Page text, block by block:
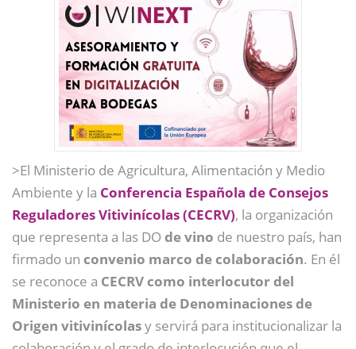
>El Ministerio de Agricultura, Alimentación y Medio
Ambiente y la Conferencia Española de Consejos
Reguladores Vitivinícolas (CECRV), la organización
que representa a las DO de vino de nuestro país, han
firmado un convenio marco de colaboración. En él
se reconoce a CECRV como interlocutor del
Ministerio en materia de Denominaciones de
Origen vitivinícolasy servirá para institucionalizar la